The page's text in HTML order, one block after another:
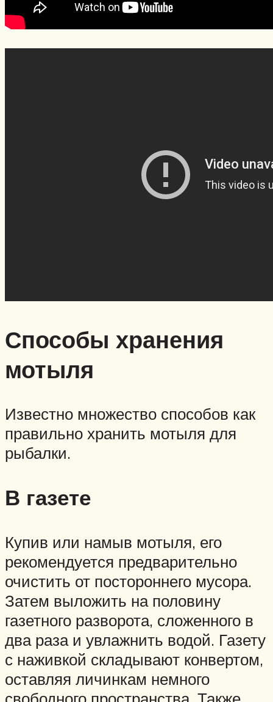
Способы хранения
мотыля
Известно множество способов как
правильно хранить мотыля для
рыбалки.
В газете
Купив или намыв мотыля, его
рекомендуется предварительно
очистить от постороннего мусора.
Затем выложить на половину
газетного разворота, сложенного в
два раза и увлажнить водой. Газету
с наживкой складывают конвертом,
оставляя личинкам немного